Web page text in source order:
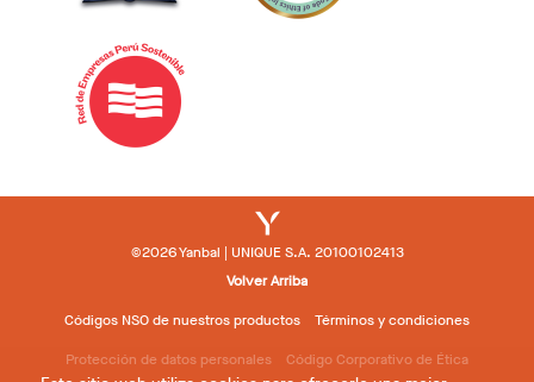
©2026 Yanbal | UNIQUE S.A. 20100102413
Volver Arriba
Códigos NSO de nuestros productos Términos y condiciones
Protección de datos personales Código Corporativo de Ética